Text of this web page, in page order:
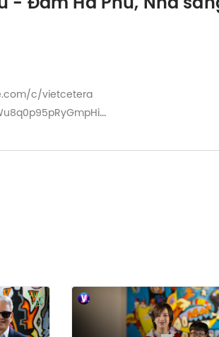
c/vietcetera
dưới dạng audio tại: